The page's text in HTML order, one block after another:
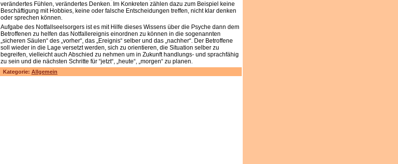
verändertes Fühlen, verändertes Denken. Im Konkreten zählen dazu zum Beispiel keine
Beschäftigung mit Hobbies, keine oder falsche Entscheidungen treffen, nicht klar denken
oder sprechen können.
Aufgabe des Notfallseelsorgers ist es mit Hilfe dieses Wissens über die Psyche dann dem
Betroffenen zu helfen das Notfallereignis einordnen zu können in die sogenannten
„sicheren Säulen“ des „vorher“, das „Ereignis“ selber und das „nachher“. Der Betroffene
soll wieder in die Lage versetzt werden, sich zu orientieren, die Situation selber zu
begreifen, vielleicht auch Abschied zu nehmen um in Zukunft handlungs- und sprachfähig
zu sein und die nächsten Schritte für “jetzt“, „heute“, „morgen“ zu planen.
Kategorie: Allgemein